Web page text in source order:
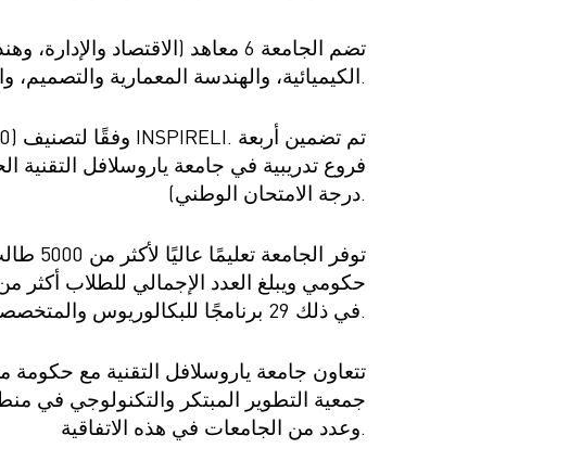
الكيميائية، والهندسة المعمارية والتصميم، والأنظمة الرقمية)، و10 مراكز ومختبرات ابتكارية.
درجة الامتحان الوطني).
في ذلك 29 برنامجًا للبكالوريوس والمتخصصين، و20 برنامجًا للماجستير، و24 برنامجًا للدكتوراه.
تتعاون جامعة ياروسلافل التقنية مع
جمعية التطوير المبتكر والتكنولوجي في
وعدد من الجامعات في هذه الاتفاقية.